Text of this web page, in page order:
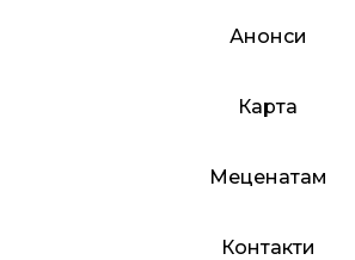
Анонси
Карта
Меценатам
Контакти